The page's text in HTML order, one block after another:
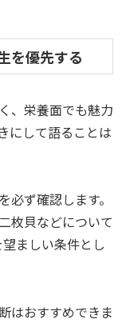
を優先する
、栄養面でも魅力
にして語ることは
ず確認します。
枚貝などについて
ましい条件とし
はおすすめできま